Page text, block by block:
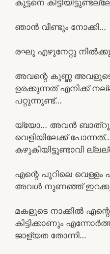
കുട്ടനെ
ഞാൻ വീണ്ടും നോക്കി…
രഘു എഴുനേറ്റു
അവന്റെ കുണ്ണ അവളുടെ
ഉരക്കുന്നത് എനിക്ക്
പറ്റുന്നുണ്ട്…
യ്യോ… അവൻ
വെളിയിലേക്ക്
കഴുകിയിട്ടുണ്ടാവി
എന്റെ പൂറിലെ
അവൾ നുണഞ്ഞ്
മകളുടെ നാക്കിൽ
കിട്ടിക്കാണും
ജാള്യത തോന്നി…